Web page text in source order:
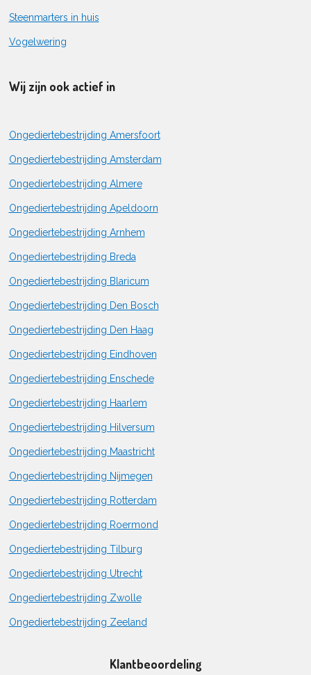
Steenmarters in huis
Vogelwering
Wij zijn ook actief in
Ongediertebestrijding Amersfoort
Ongediertebestrijding Amsterdam
Ongediertebestrijding Almere
Ongediertebestrijding Apeldoorn
Ongediertebestrijding Arnhem
Ongediertebestrijding Breda
Ongediertebestrijding Blaricum
Ongediertebestrijding Den Bosch
Ongediertebestrijding Den Haag
Ongediertebestrijding Eindhoven
Ongediertebestrijding Enschede
Ongediertebestrijding Haarlem
Ongediertebestrijding Hilversum
Ongediertebestrijding Maastricht
Ongediertebestrijding Nijmegen
Ongediertebestrijding Rotterdam
Ongediertebestrijding Roermond
Ongediertebestrijding Tilburg
Ongediertebestrijding Utrecht
Ongediertebestrijding Zwolle
Ongediertebestrijding Zeeland
Klantbeoordeling